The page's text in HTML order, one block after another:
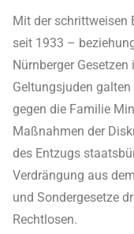
Mit der schrittweisen
seit 1933 –
Nürnberger
Geltungsjuden
gegen die Familie
Maßnahmen der
des Entzugs
Verdrängung aus
und Sondergesetze
Rechtlosen.